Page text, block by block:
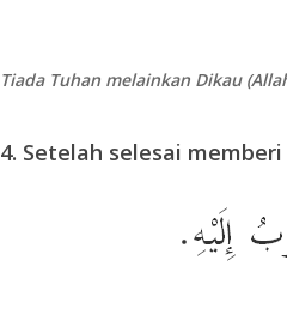
Tiada Tuhan melainkan Dikau
4. Setelah selesai